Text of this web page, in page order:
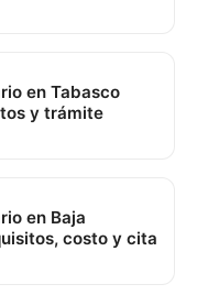
en Tabasco
y trámite
en Baja
costo y cita